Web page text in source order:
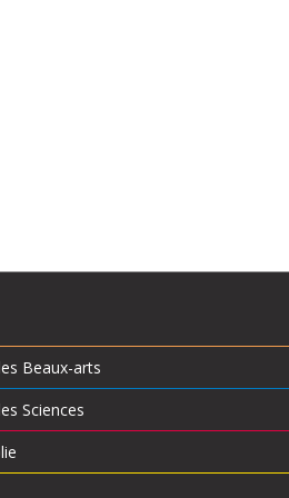
Beaux-arts
Sciences